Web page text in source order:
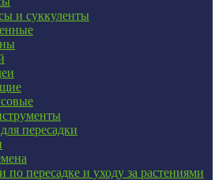
и суккуленты
пересадки
по пересадке и уходу за растениями